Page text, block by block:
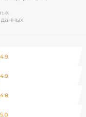
4.9
4.9
4.8
5.0